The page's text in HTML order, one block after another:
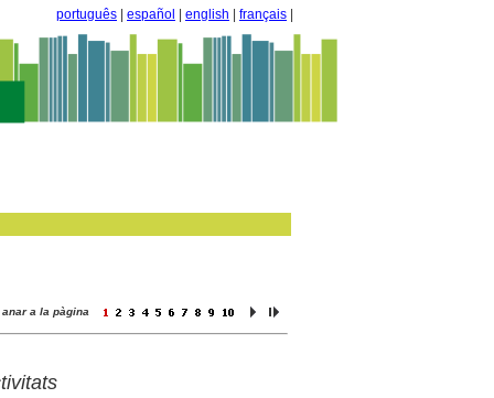
português español english français
anar a la pàgina